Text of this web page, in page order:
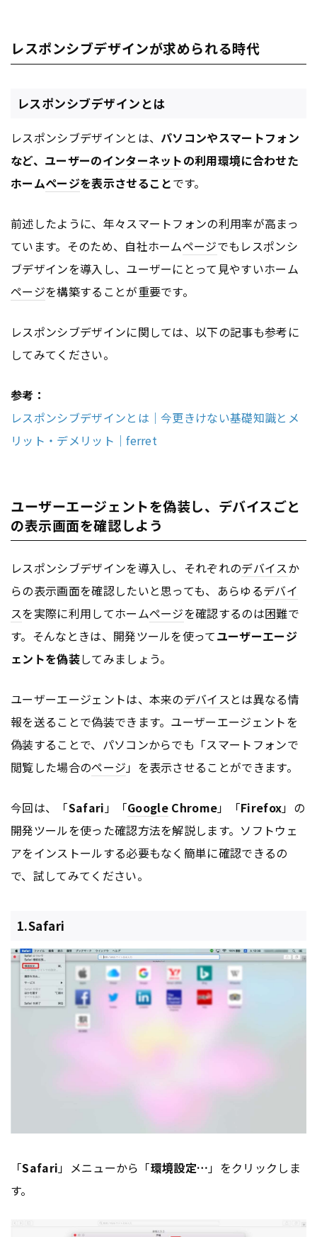
レスポンシブデザインが求められる時代
レスポンシブデザインとは
レスポンシブデザインとは、 パソコンやスマートフォン
など、ユーザーのインターネットの利用環境に合わせた
ホームページを表示させることです。
前述したように、年々スマートフォンの利用率が高まっ
ています。そのため、自社ホームページでもレスポンシ
ブデザインを導入し、ユーザーにとって見やすいホーム
ページを構築することが重要です。
レスポンシブデザインに関しては、以下の記事も参考に
してみてください。
参考：
レスポンシブデザインとは｜今更きけない基礎知識とメ
リット・デメリット｜ferret
ユーザーエージェントを偽装し、デバイスごと
の表示画面を確認しよう
レスポンシブデザインを導入し、それぞれのデバイスか
らの表示画面を確認したいと思っても、あらゆるデバイ
スを実際に利用してホームページを確認するのは困難で
す。そんなときは、開発ツールを使ってユーザーエージ
ェントを偽装してみましょう。
ユーザーエージェントは、本来のデバイスとは異なる情
報を送ることで偽装できます。ユーザーエージェントを
偽装することで、パソコンからでも「スマートフォンで
閲覧した場合のページ」を表示させることができます。
今回は、「Safari 」「Google Chrome」「Firefox」の
開発ツールを使った確認方法を解説します。ソフトウェ
アをインストールする必要もなく簡単に確認できるの
で、試してみてください。
1.Safari
「Safari」メニューから「環境設定…」をクリックしま
す。